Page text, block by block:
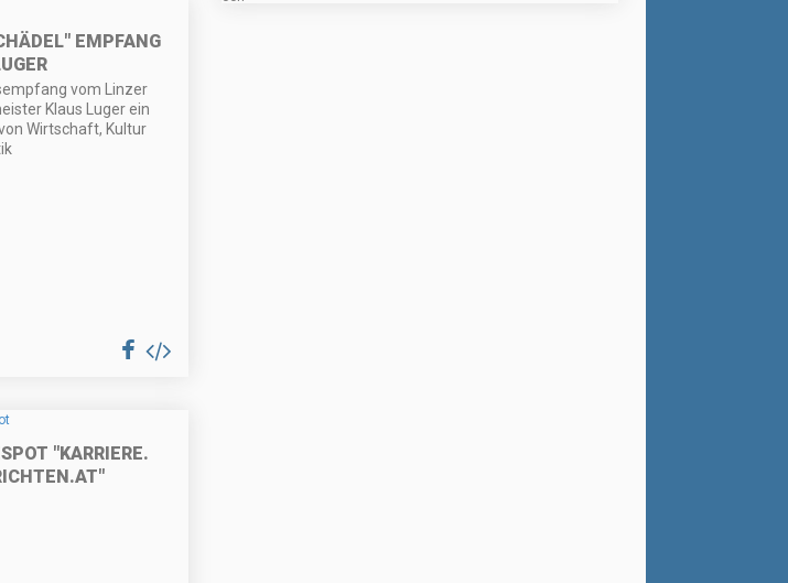
EMPFANG
vom Linzer
Klaus Luger ein
Wirtschaft, Kultur
"KARRIERE.